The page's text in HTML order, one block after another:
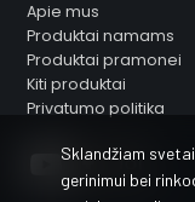
Sklandžiam
gerinimui bei
Apie mus
Produktai namams
Produktai pramonei
Kiti produktai
Privatumo politika